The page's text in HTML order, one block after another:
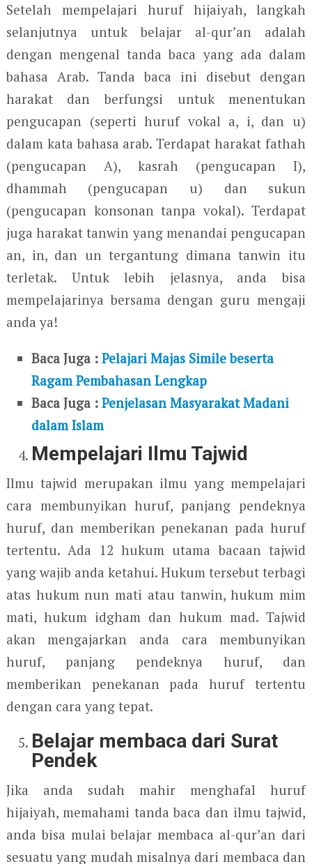
Setelah mempelajari huruf hijaiyah, langkah
selanjutnya untuk belajar al-qur’an adalah
dengan mengenal tanda baca yang ada dalam
bahasa Arab. Tanda baca ini disebut dengan
harakat dan berfungsi untuk menentukan
pengucapan (seperti huruf vokal a, i, dan u)
dalam kata bahasa arab. Terdapat harakat fathah
(pengucapan A), kasrah (pengucapan I),
dhammah (pengucapan u) dan sukun
(pengucapan konsonan tanpa vokal). Terdapat
juga harakat tanwin yang menandai pengucapan
an, in, dan un tergantung dimana tanwin itu
terletak. Untuk lebih jelasnya, anda bisa
mempelajarinya bersama dengan guru mengaji
anda ya!
Baca Juga :Pelajari Majas Simile beserta
Ragam Pembahasan Lengkap
Baca Juga :Penjelasan Masyarakat Madani
dalam Islam
Mempelajari Ilmu Tajwid
Ilmu tajwid merupakan ilmu yang mempelajari
cara membunyikan huruf, panjang pendeknya
huruf, dan memberikan penekanan pada huruf
tertentu. Ada 12 hukum utama bacaan tajwid
yang wajib anda ketahui. Hukum tersebut terbagi
atas hukum nun mati atau tanwin, hukum mim
mati, hukum idgham dan hukum mad. Tajwid
akan mengajarkan anda cara membunyikan
huruf, panjang pendeknya huruf, dan
memberikan penekanan pada huruf tertentu
dengan cara yang tepat.
Belajar membaca dari Surat
Pendek
Jika anda sudah mahir menghafal huruf
hijaiyah, memahami tanda baca dan ilmu tajwid,
anda bisa mulai belajar membaca al-qur’an dari
sesuatu yang mudah misalnya dari membaca dan